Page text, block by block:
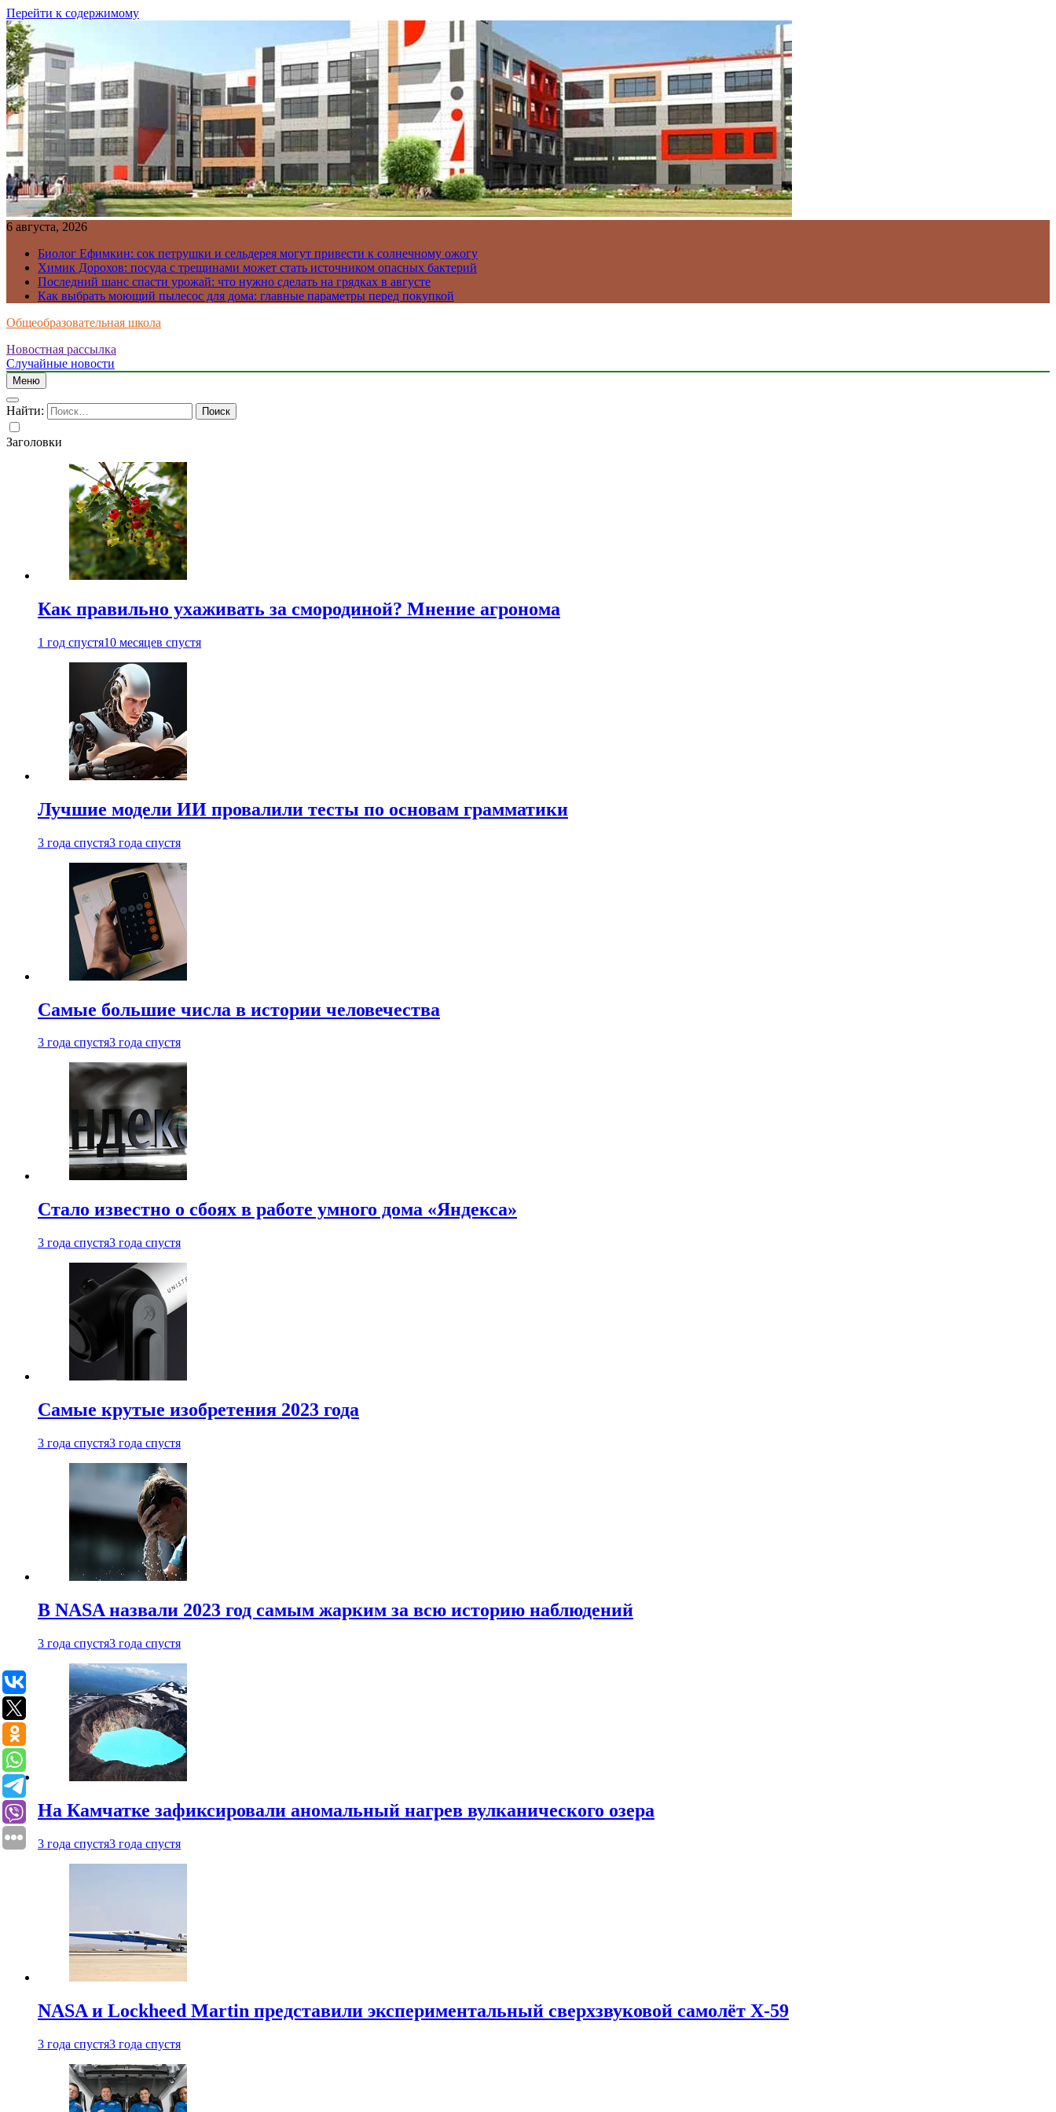
Перейти к содержимому
6 августа, 2026
Биолог Ефимкин: сок петрушки и сельдерея могут привести к солнечному ожогу
Химик Дорохов: посуда с трещинами может стать источником опасных бактерий
Последний шанс спасти урожай: что нужно сделать на грядках в августе
Как выбрать моющий пылесос для дома: главные параметры перед покупкой
Общеобразовательная школа
Новостная рассылка
Случайные новости
Меню
Найти:
Заголовки
Как правильно ухаживать за смородиной? Мнение агронома
1 год спустя10 месяцев спустя
Лучшие модели ИИ провалили тесты по основам грамматики
3 года спустя3 года спустя
Самые большие числа в истории человечества
3 года спустя3 года спустя
Стало известно о сбоях в работе умного дома «Яндекса»
3 года спустя3 года спустя
Самые крутые изобретения 2023 года
3 года спустя3 года спустя
В NASA назвали 2023 год самым жарким за всю историю наблюдений
3 года спустя3 года спустя
На Камчатке зафиксировали аномальный нагрев вулканического озера
3 года спустя3 года спустя
NASA и Lockheed Martin представили экспериментальный сверхзвуковой самолёт X-59
3 года спустя3 года спустя